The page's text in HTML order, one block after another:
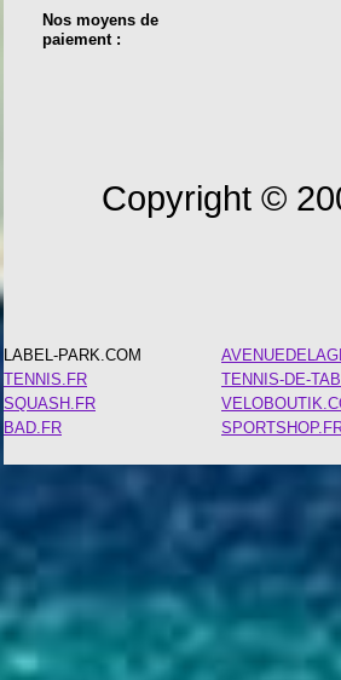
Nos moyens de
paiement :
Copyright ©
LABEL-PARK.COM
TENNIS.FR
SQUASH.FR
BAD.FR
TENNIS-DE-